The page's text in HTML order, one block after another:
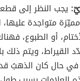
يجب النظر إلى
متواجدة عليها،
أو الطبوع،
القيراط، ويتم ذلك
في حال كان الذهبُ